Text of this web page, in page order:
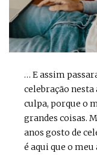
… E assim
celebração
culpa, porque o
grandes coisas.
anos gosto de
é aqui que o meu